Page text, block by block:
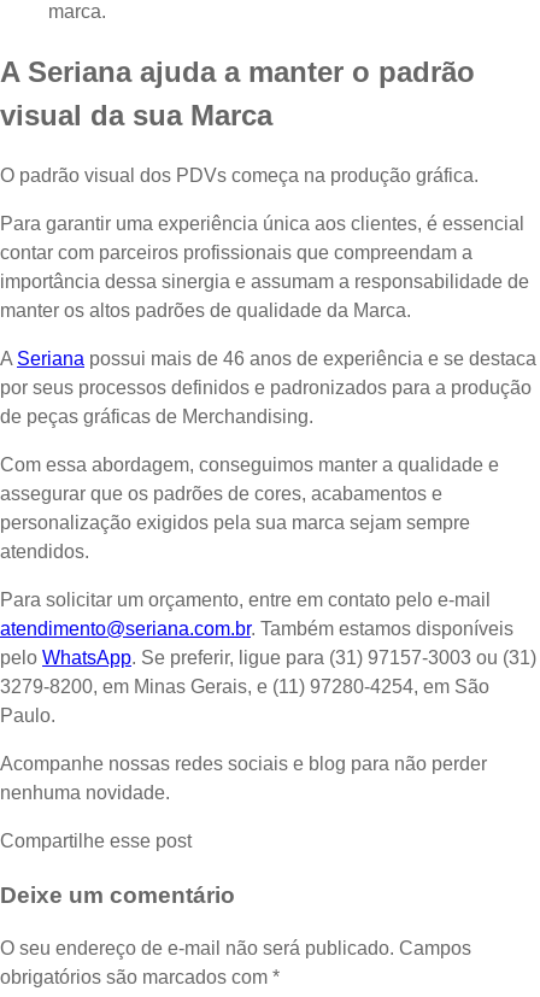
marca.
A Seriana ajuda a manter o padrão
visual da sua Marca
O padrão visual dos PDVs começa na produção gráfica.
Para garantir uma experiência única aos clientes, é essencial
contar com parceiros profissionais que compreendam a
importância dessa sinergia e assumam a responsabilidade de
manter os altos padrões de qualidade da Marca.
A Seriana possui mais de 46 anos de experiência e se destaca
por seus processos definidos e padronizados para a produção
de peças gráficas de Merchandising.
Com essa abordagem, conseguimos manter a qualidade e
assegurar que os padrões de cores, acabamentos e
personalização exigidos pela sua marca sejam sempre
atendidos.
Para solicitar um orçamento, entre em contato pelo e-mail
atendimento@seriana.com.br. Também estamos disponíveis
pelo WhatsApp. Se preferir, ligue para (31) 97157-3003 ou (31)
3279-8200, em Minas Gerais, e (11) 97280-4254, em São
Paulo.
Acompanhe nossas redes sociais e blog para não perder
nenhuma novidade.
Compartilhe esse post
Deixe um comentário
O seu endereço de e-mail não será publicado. Campos
obrigatórios são marcados com *